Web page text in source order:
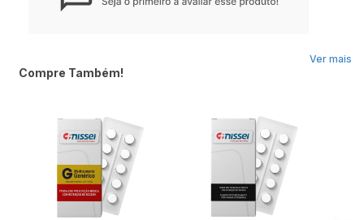
Ver mais
Compre Também!